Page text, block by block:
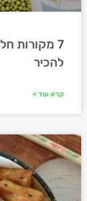
7 מקורות
להכיר
קרא עוד »